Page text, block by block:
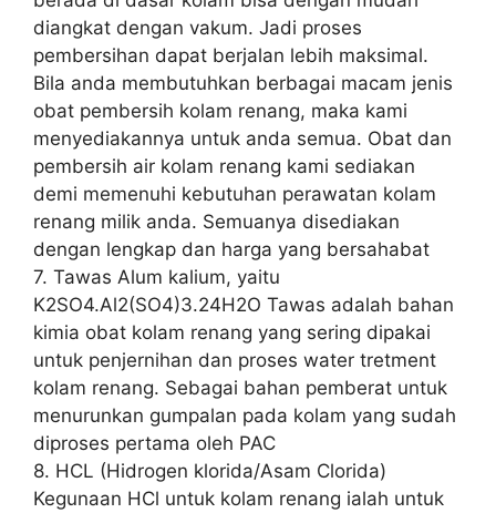
diangkat dengan vakum. Jadi proses
pembersihan dapat berjalan lebih maksimal.
Bila anda membutuhkan berbagai macam jenis
obat pembersih kolam renang, maka kami
menyediakannya untuk anda semua. Obat dan
pembersih air kolam renang kami sediakan
demi memenuhi kebutuhan perawatan kolam
renang milik anda. Semuanya disediakan
dengan lengkap dan harga yang bersahabat
7. Tawas Alum kalium, yaitu
K2SO4.Al2(SO4)3.24H2O Tawas adalah bahan
kimia obat kolam renang yang sering dipakai
untuk penjernihan dan proses water tretment
kolam renang. Sebagai bahan pemberat untuk
menurunkan gumpalan pada kolam yang sudah
diproses pertama oleh PAC
8. HCL (Hidrogen klorida/Asam Clorida)
Kegunaan HCl untuk kolam renang ialah untuk